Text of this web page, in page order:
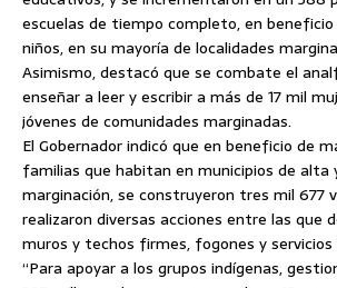
escuelas de tiempo completo, en beneficio
niños, en su mayoría de localidades
Asimismo, destacó que se combate el
enseñar a leer y escribir a más de 17 mil
jóvenes de comunidades marginadas.
El Gobernador indicó que en beneficio de
familias que habitan en municipios de alta
marginación, se construyeron tres mil 677
realizaron diversas acciones entre las que
muros y techos firmes, fogones y servicios
“Para apoyar a los grupos indígenas,